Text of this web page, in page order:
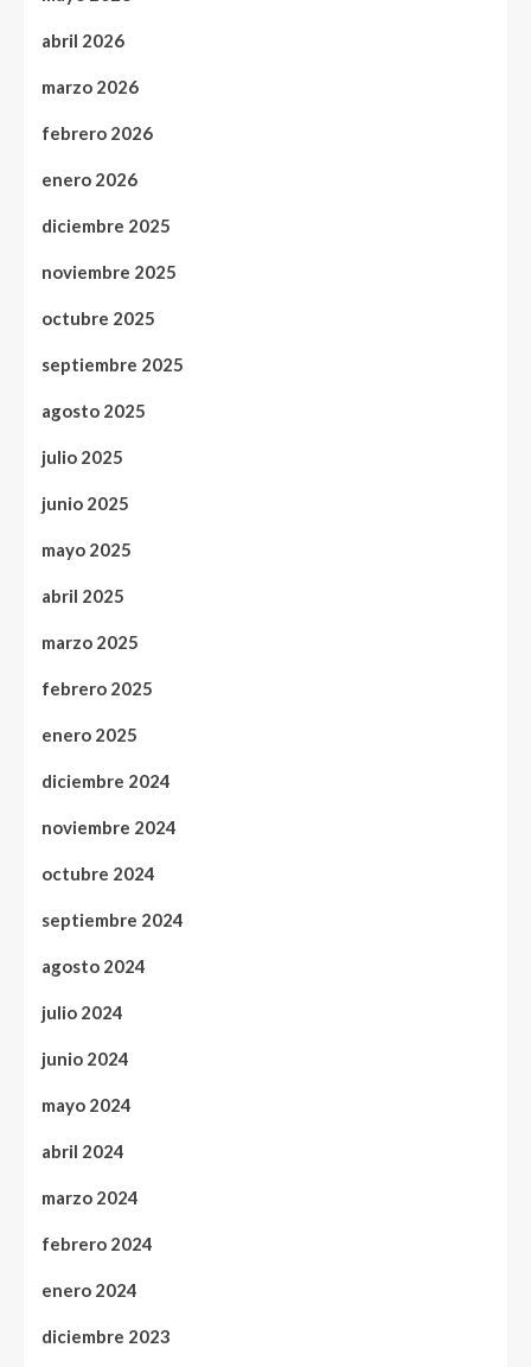
abril 2026
marzo 2026
febrero 2026
enero 2026
diciembre 2025
noviembre 2025
octubre 2025
septiembre 2025
agosto 2025
julio 2025
junio 2025
mayo 2025
abril 2025
marzo 2025
febrero 2025
enero 2025
diciembre 2024
noviembre 2024
octubre 2024
septiembre 2024
agosto 2024
julio 2024
junio 2024
mayo 2024
abril 2024
marzo 2024
febrero 2024
enero 2024
diciembre 2023